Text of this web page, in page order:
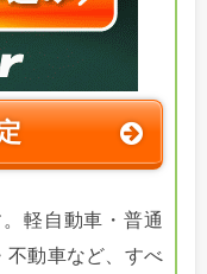
軽自動車・普通
不動車など、すべ